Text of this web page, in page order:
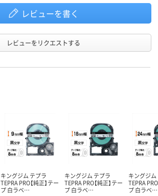
レビューを書く
レビューをリクエストする
キングジム テプラ
TEPRA PRO【純正】テー
プ 白ラベ…
キングジム テプラ
TEPRA PRO【純正】テー
プ 白ラベ…
キングジム
TEPRA
プ 白ラベ…